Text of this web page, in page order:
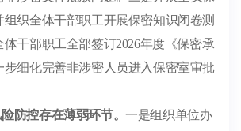
组织全体干部职工开展保密知识闭卷测
体干部职工全部签订2026年度《保密承
步细化完善非涉密人员进入保密室审批
防控存在薄弱环节。一是组织单位办